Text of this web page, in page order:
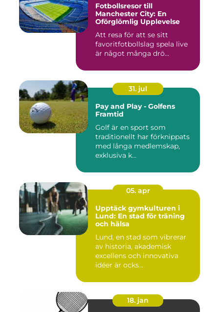
Fotbollsresor till
Manchester City: En
Oförglömlig Upplevelse
Att resa för att se sitt
favoritfotbollslag spela live
är något många drö...
31. jul
Pay and Play - Golfens
Framtid
Golf är en sport som
traditionellt har förknippats
med långa medlemskap,
exklusiva k...
05. apr
Upptäck gymkulturen i
Lund: En stad för träning
och hälsa
Lund, en stad som vibrerar
av historia, akademisk
excellens och innovativa
idéer är ocks...
18. jan